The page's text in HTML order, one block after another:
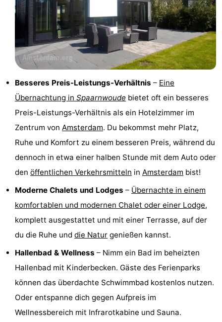
Rundfahrten
Experiences
Dörfer
Städte
Führungen
Sport
Radfahren
Wandern
Unterhaltung
Nachtleben
Essen
und
Einkäufen
Märkte
Spezial
Besseres Preis-Leistungs-Verhältnis – Eine
Übernachtung in Spaarnwoude bietet oft ein besseres
Preis-Leistungs-Verhältnis als ein Hotelzimmer im
Zentrum von Amsterdam. Du bekommst mehr Platz,
Ruhe und Komfort zu einem besseren Preis, während du
dennoch in etwa einer halben Stunde mit dem Auto oder
den öffentlichen Verkehrsmitteln in Amsterdam bist!
Moderne Chalets und Lodges – Übernachte in einem
komfortablen und modernen Chalet oder einer Lodge,
komplett ausgestattet und mit einer Terrasse, auf der
du die Ruhe und die Natur genießen kannst.
Hallenbad & Wellness – Nimm ein Bad im beheizten
Hallenbad mit Kinderbecken. Gäste des Ferienparks
können das überdachte Schwimmbad kostenlos nutzen.
Oder entspanne dich gegen Aufpreis im
Wellnessbereich mit Infrarotkabine und Sauna.